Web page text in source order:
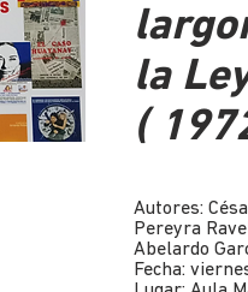
la
(
Autores:
Pereyra
Abelardo
Fecha: